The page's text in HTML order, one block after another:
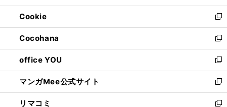
開
く
ウ
で
開
く
ン
ド
ウ
で
開
く
ウ
ィ
ン
ド
ウ
で
開
く
Cookie
新
し
い
ウ
ィ
ン
ド
ウ
で
Cocohana
新
し
い
ウ
ィ
ン
ド
office YOU
新
し
い
ウ
ィ
マンガMee公式サイト
新
し
い
リマコミ